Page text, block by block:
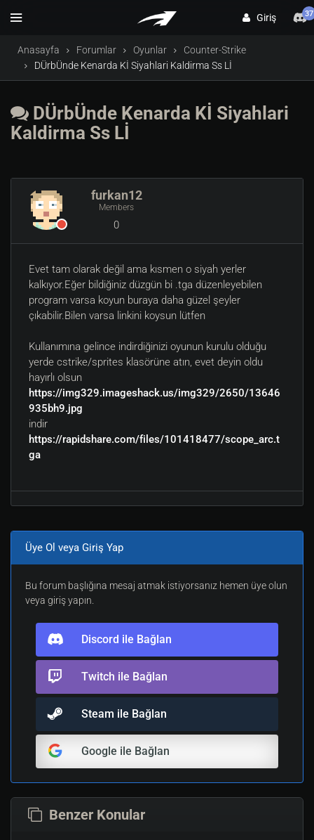
Giriş 37
Anasayfa Forumlar Oyunlar
Counter-Strike
DÜrbÜnde Kenarda Kİ Siyahlari Kaldirma Ss Lİ
DÜrbÜnde Kenarda Kİ Siyahlari
Kaldirma Ss Lİ
furkan12
Members
0
Evet tam olarak değil ama kısmen o siyah yerler
kalkıyor.Eğer bildiğiniz düzgün bi .tga düzenleyebilen
program varsa koyun buraya daha güzel şeyler
çıkabilir.Bilen varsa linkini koysun lütfen
Kullanımına gelince indirdiğinizi oyunun kurulu olduğu
yerde cstrike/sprites klasörüne atın, evet deyin oldu
hayırlı olsun
https://img329.imageshack.us/img329/2650/13646
935bh9.jpg
indir
https://rapidshare.com/files/101418477/scope_arc.t
ga
Üye Ol veya Giriş Yap
Bu forum başlığına mesaj atmak istiyorsanız hemen üye olun
veya giriş yapın.
Discord ile Bağlan
Twitch ile Bağlan
Steam ile Bağlan
Google ile Bağlan
Benzer Konular